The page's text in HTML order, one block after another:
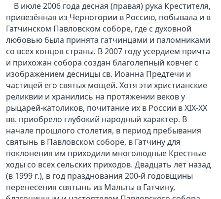
В июле 2006 года десная (правая) рука Крестителя,
привезённая из Черногории в Россию, побывала и в
Гатчинском Павловском соборе, где с духовной
любовью была принята гатчинцами и паломниками
со всех концов страны. В 2007 году усердием причта
и прихожан собора создан благолепный ковчег с
изображением десницы св. Иоанна Предтечи и
частицей его святых мощей. Хотя эти христианские
реликвии и хранились на протяжении веков у
рыцарей-католиков, почитание их в России в XIX-XX
вв. приобрело глубокий народный характер. В
начале прошлого столетия, в период пребывания
святынь в Павловском соборе, в Гатчину для
поклонения им приходили многолюдные Крестные
ходы со всех сельских приходов. Двадцать лет назад
(в 1999 г.), в год празднования 200-й годовщины
перенесения святынь из Мальты в Гатчину,